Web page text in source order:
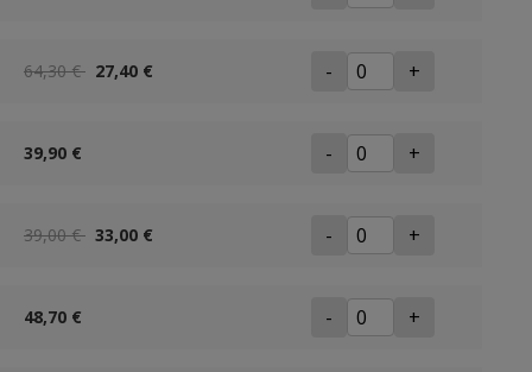
64,30 € 27,40 € - +
39,90 € - +
39,00 € 33,00 € - +
48,70 € - +